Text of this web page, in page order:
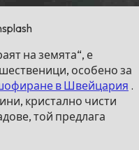
на земята“, е
особено за
в Швейцария .
кристално чисти
той предлага